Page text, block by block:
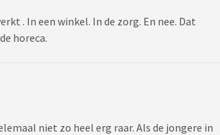
. In een winkel. In de zorg. En nee. Dat
horeca.
niet zo heel erg raar. Als de jongere in